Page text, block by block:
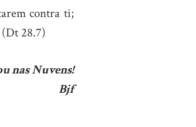
contra ti;
28.7)
nas Nuvens!
Bjf